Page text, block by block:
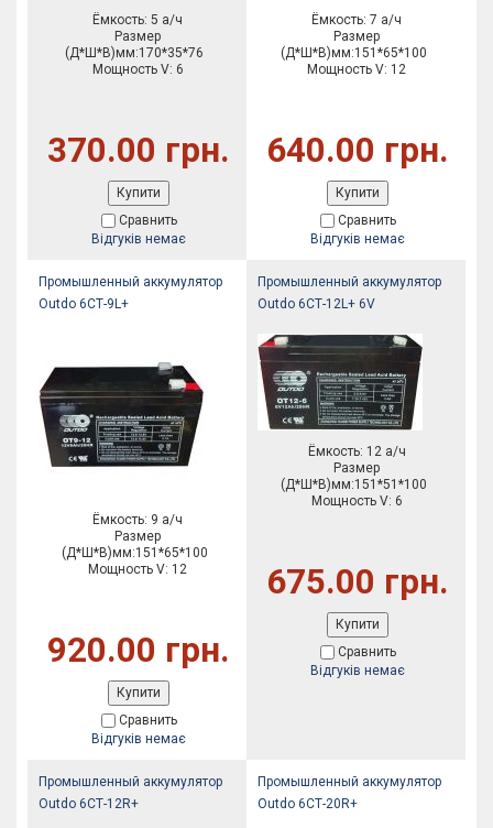
Ёмкость: 5 а/ч
Размер
(Д*Ш*В)мм:170*35*76
Мощность V: 6
370.00 грн.
Купити
Сравнить
Відгуків немає
Ёмкость: 7 а/ч
Размер
(Д*Ш*В)мм:151*65*100
Мощность V: 12
640.00 грн.
Купити
Сравнить
Відгуків немає
Промышленный аккумулятор
Outdo 6СТ-9L+
Ёмкость: 9 а/ч
Размер
(Д*Ш*В)мм:151*65*100
Мощность V: 12
920.00 грн.
Купити
Сравнить
Відгуків немає
Промышленный аккумулятор
Outdo 6СТ-12L+ 6V
Ёмкость: 12 а/ч
Размер
(Д*Ш*В)мм:151*51*100
Мощность V: 6
675.00 грн.
Купити
Сравнить
Відгуків немає
Промышленный аккумулятор
Outdo 6СТ-12R+
Промышленный аккумулятор
Outdo 6СТ-20R+